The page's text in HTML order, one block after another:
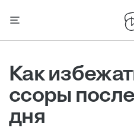
Как
ссоры
дня